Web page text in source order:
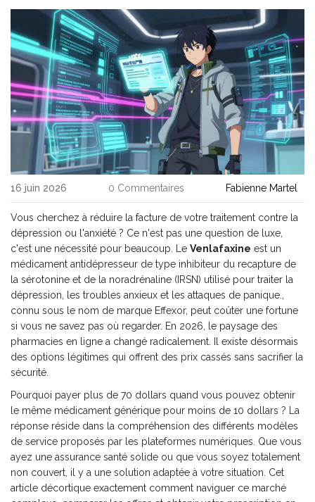
16 juin 2026 0 Commentaires Fabienne Martel
Vous cherchez à réduire la facture de votre traitement contre la
dépression ou l'anxiété ? Ce n'est pas une question de luxe,
c'est une nécessité pour beaucoup. Le Venlafaxine est un
médicament antidépresseur de type inhibiteur du recapture de
la sérotonine et de la noradrénaline (IRSN) utilisé pour traiter la
dépression, les troubles anxieux et les attaques de panique
connu sous le nom de marque Effexor, peut coûter une fortune
si vous ne savez pas où regarder. En 2026, le paysage des
pharmacies en ligne a changé radicalement. Il existe désormais
des options légitimes qui offrent des prix cassés sans sacrifier la
sécurité.
Pourquoi payer plus de 70 dollars quand vous pouvez obtenir
le même médicament générique pour moins de 10 dollars ? La
réponse réside dans la compréhension des différents modèles
de service proposés par les plateformes numériques. Que vous
ayez une assurance santé solide ou que vous soyez totalement
non couvert, il y a une solution adaptée à votre situation. Cet
article décortique exactement comment naviguer ce marché